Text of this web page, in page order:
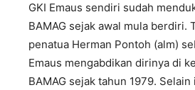
GKI Emaus sendiri sudah
BAMAG sejak awal mula berdiri.
penatua Herman Pontoh (alm)
Emaus mengabdikan dirinya di
BAMAG sejak tahun 1979. Selain